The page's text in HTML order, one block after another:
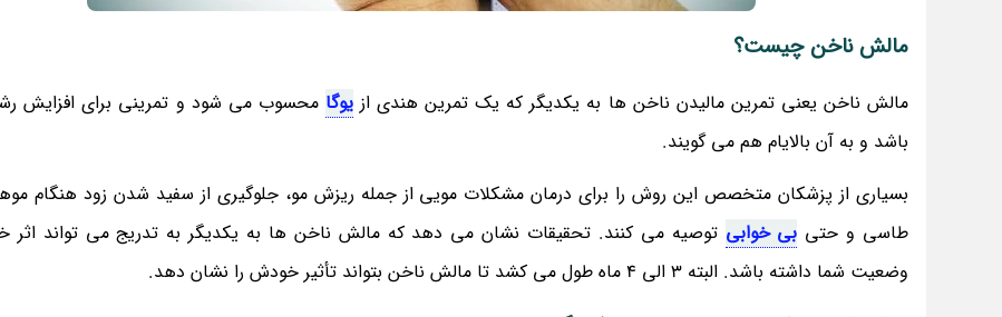
مالش ناخن چیست؟
مالش ناخن یعنی تمرین مالیدن ناخن ها به یکدیگر که یک تمرین هندی ازیوگا محسوب می شود و تمرینی برای افزایش
باشد و به آن بالایام هم می گویند.
بسیاری از پزشکان متخصص این روش را برای درمان مشکلات مویی از جمله ریزش مو، جلوگیری از سفید شدن زود هنگام
طاسی و حتی بی خوابی توصیه می کنند. تحقیقات نشان می دهد که مالش ناخن ها به یکدیگر به تدریج می تواند اثر
وضعیت شما داشته باشد. البته 3 الی 4 ماه طول می کشد تا مالش ناخن بتواند تأثیر خودش را نشان دهد.